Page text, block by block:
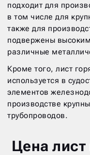
подходит для
в том числе для
также для
подвержены
различные
Кроме того, лист
используется в
элементов
производстве
трубопроводов.
Цена лист